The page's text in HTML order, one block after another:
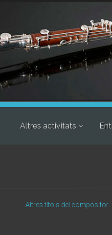
Altres activitats
Altres títols del compositor